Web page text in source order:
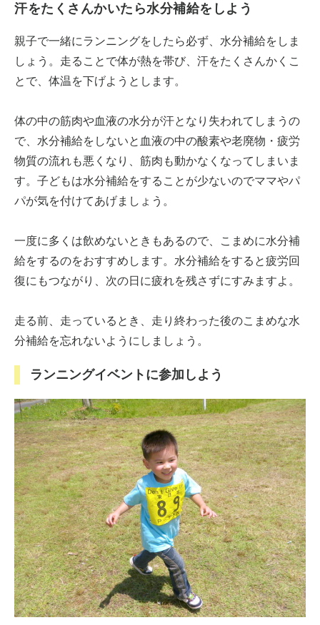
汗をたくさんかいたら水分補給をしよう
親子で一緒にランニングをしたら必ず、水分補給をしま
しょう。走ることで体が熱を帯び、汗をたくさんかくこ
とで、体温を下げようとします。
体の中の筋肉や血液の水分が汗となり失われてしまうの
で、水分補給をしないと血液の中の酸素や老廃物・疲労
物質の流れも悪くなり、筋肉も動かなくなってしまいま
す。子どもは水分補給をすることが少ないのでママやパ
パが気を付けてあげましょう。
一度に多くは飲めないときもあるので、こまめに水分補
給をするのをおすすめします。水分補給をすると疲労回
復にもつながり、次の日に疲れを残さずにすみますよ。
走る前、走っているとき、走り終わった後のこまめな水
分補給を忘れないようにしましょう。
ランニングイベントに参加しよう